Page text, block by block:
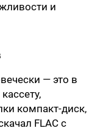
и
— это в
компакт-диск,
FLAC с